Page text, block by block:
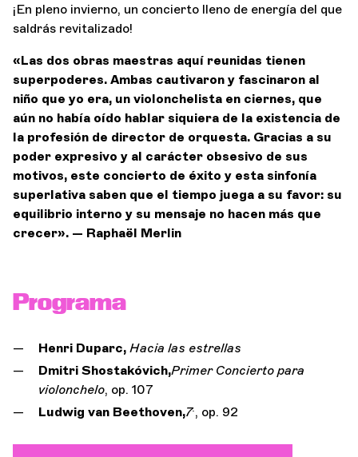
¡En pleno invierno, un concierto lleno de energía del que
saldrás revitalizado!
«Las dos obras maestras aquí reunidas tienen
superpoderes. Ambas cautivaron y fascinaron al
niño que yo era, un violonchelista en ciernes, que
aún no había oído hablar siquiera de la existencia de
la profesión de director de orquesta. Gracias a su
poder expresivo y al carácter obsesivo de sus
motivos, este concierto de éxito y esta sinfonía
superlativa saben que el tiempo juega a su favor: su
equilibrio interno y su mensaje no hacen más que
crecer». — Raphaël Merlin
Programa
Henri Duparc, Hacia las estrellas
Dmitri Shostakóvich,Primer Concierto para
violonchelo, op. 107
Ludwig van Beethoven,7., op. 92